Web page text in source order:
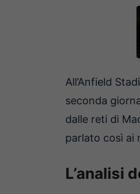
All’Anfield
seconda
dalle reti di
parlato così ai
L’analisi